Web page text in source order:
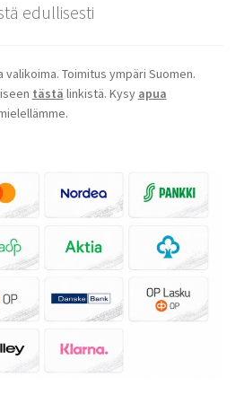
edullisesti
valikoima. Toimitus ympäri Suomen.
tästä linkistä. Kysy apua